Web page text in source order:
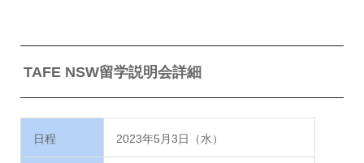
TAFE NSW留学説明会詳細
日程 2023年5月3日（水）